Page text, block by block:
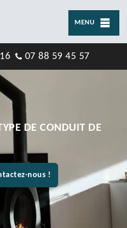
MENU
07 88 59 45 57
DE CONDUIT DE
nous !